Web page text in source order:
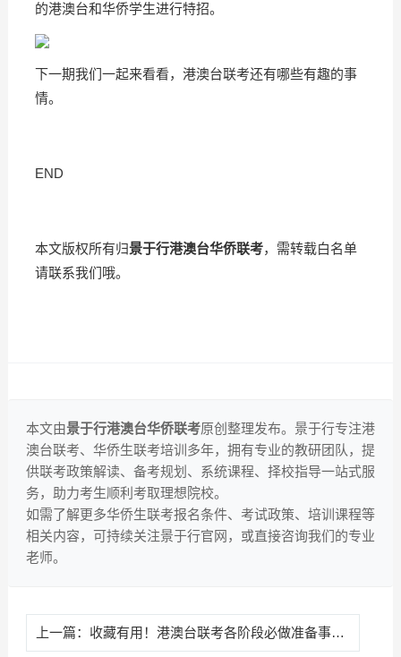
的港澳台和华侨学生进行特招。
下一期我们一起来看看，港澳台联考还有哪些有趣的事
情。
END
本文版权所有归景于行港澳台华侨联考，需转载白名单
请联系我们哦。
本文由景于行港澳台华侨联考原创整理发布。景于行专注港
澳台联考、华侨生联考培训多年，拥有专业的教研团队，提
供联考政策解读、备考规划、系统课程、择校指导一站式服
务，助力考生顺利考取理想院校。
如需了解更多华侨生联考报名条件、考试政策、培训课程等
相关内容，可持续关注景于行官网，或直接咨询我们的专业
老师。
上一篇： 收藏有用！港澳台联考各阶段必做准备事项！